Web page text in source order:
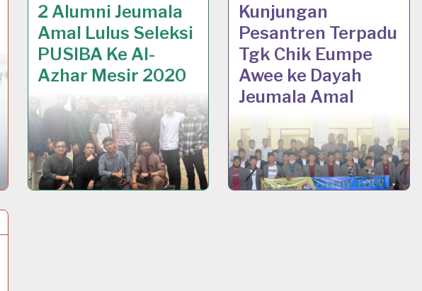
2 Alumni Jeumala
Amal Lulus Seleksi
PUSIBA Ke Al-
Azhar Mesir 2020
Kunjungan
Pesantren Terpadu
Tgk Chik Eumpe
Awee ke Dayah
Jeumala Amal